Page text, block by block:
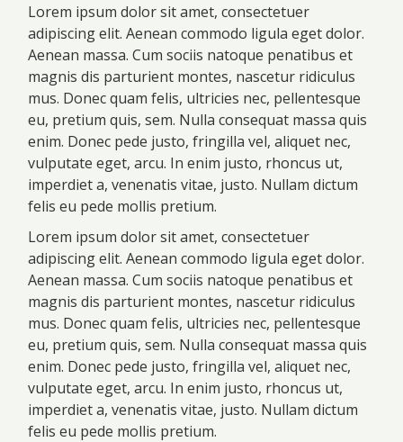
Lorem ipsum dolor sit amet, consectetuer
adipiscing elit. Aenean commodo ligula eget dolor.
Aenean massa. Cum sociis natoque penatibus et
magnis dis parturient montes, nascetur ridiculus
mus. Donec quam felis, ultricies nec, pellentesque
eu, pretium quis, sem. Nulla consequat massa quis
enim. Donec pede justo, fringilla vel, aliquet nec,
vulputate eget, arcu. In enim justo, rhoncus ut,
imperdiet a, venenatis vitae, justo. Nullam dictum
felis eu pede mollis pretium.
Lorem ipsum dolor sit amet, consectetuer
adipiscing elit. Aenean commodo ligula eget dolor.
Aenean massa. Cum sociis natoque penatibus et
magnis dis parturient montes, nascetur ridiculus
mus. Donec quam felis, ultricies nec, pellentesque
eu, pretium quis, sem. Nulla consequat massa quis
enim. Donec pede justo, fringilla vel, aliquet nec,
vulputate eget, arcu. In enim justo, rhoncus ut,
imperdiet a, venenatis vitae, justo. Nullam dictum
felis eu pede mollis pretium.